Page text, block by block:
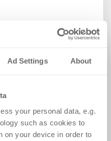
Ad Settings About
your personal data, e.g.
such as cookies to
on your device in order to